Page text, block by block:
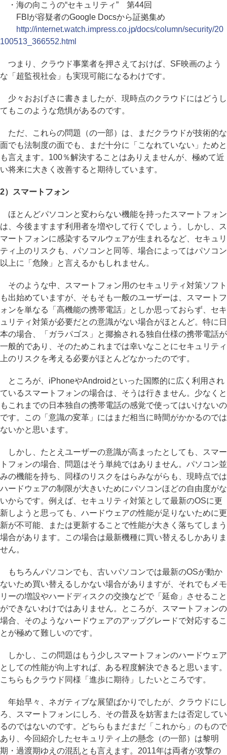
・海の向こうの“セキュリティ” 第44回
FBIが容疑者のGoogle Docsから証拠集め
http://internet.watch.impress.co.jp/docs/column/security/20
100513_366552.html
つまり、クラウド事業者を押さえておけば、SF映画のよう
な「超監視社会」も実現可能になるわけです。
少々おおげさに書きましたが、現時点のクラウドにはどうし
てもこのような危惧があるのです。
ただ、これらの問題（の一部）は、まだクラウドが技術的な
面でも法制度の面でも、まだ十分に「こなれていない」ためと
も言えます。100％解決することはありえませんが、極めて近
い将来に大きく改善すると期待しています。
2）スマートフォン
ほとんどパソコンと変わらない機能を持ったスマートフォン
は、今後ますます利用者を増やして行くでしょう。しかし、ス
マートフォンに感染するマルウェアが生まれるなど、セキュリ
ティ上のリスクも、パソコンと同等、場合によってはパソコン
以上に「危険」と言えるかもしれません。
そのような中、スマートフォン用のセキュリティ対策ソフト
も出始めていますが、そもそも一般のユーザーは、スマートフ
ォンを単なる「高機能の携帯電話」としか思っておらず、セキ
ュリティ対策が必要だとの意識がない場合がほとんど。特に日
本の場合、「ガラパゴス」と揶揄される独自仕様の携帯電話が
一般的であり、そのためこれまでは幸いなことにセキュリティ
上のリスクを考える必要がほとんどなかったのです。
ところが、iPhoneやAndroidといった国際的に広く利用され
ているスマートフォンの場合は、そうは行きません。少なくと
もこれまでの日本独自の携帯電話の感覚で使ってはいけないの
です。この「意識の変革」にはまだ相当に時間がかかるのでは
ないかと思います。
しかし、たとえユーザーの意識が高まったとしても、スマー
トフォンの場合、問題はそう単純ではありません。パソコン並
みの機能を持ち、同様のリスクをはらみながらも、現時点では
ハードウェアの制限が大きいためにパソコンほどの自由度がな
いからです。例えば、セキュリティ対策として最新のOSに更
新しようと思っても、ハードウェアの性能が足りないために更
新が不可能、または更新することで性能が大きく落ちてしまう
場合があります。この場合は最新機種に買い替えるしかありま
せん。
もちろんパソコンでも、古いパソコンでは最新のOSが動か
ないため買い替えるしかない場合がありますが、それでもメモ
リーの増設やハードディスクの交換などで「延命」させること
ができないわけではありません。ところが、スマートフォンの
場合、そのようなハードウェアのアップグレードで対応するこ
とが極めて難しいのです。
しかし、この問題はもう少しスマートフォンのハードウェア
としての性能が向上すれば、ある程度解決できると思います。
こちらもクラウド同様「進歩に期待」したいところです。
年始早々、ネガティブな展望ばかりでしたが、クラウドにし
ろ、スマートフォンにしろ、その普及を妨害または否定してい
るのではないのです。どちらもまだまだ「これから」のもので
あり、今回紹介したセキュリティ上の懸念（の一部）は黎明
期・過渡期ゆえの混乱とも言えます。2011年は両者が攻撃の